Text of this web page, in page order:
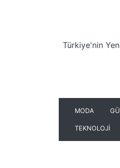
Türkiye'nin
MODA
TEKNOLOJİ